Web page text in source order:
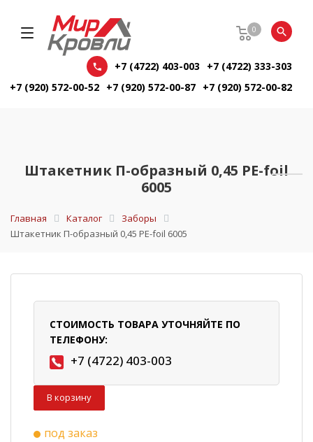
0
+7 (4722) 403-003
+7 (4722) 333-303
+7 (920) 572-00-52 +7 (920) 572-00-87 +7 (920) 572-00-82
Штакетник П-образный 0,45 PE-foil
6005
Главная Каталог
Заборы
Штакетник П-образный 0,45 PE-foil 6005
СТОИМОСТЬ ТОВАРА УТОЧНЯЙТЕ ПО
ТЕЛЕФОНУ:
+7 (4722) 403-003
В корзину
под заказ